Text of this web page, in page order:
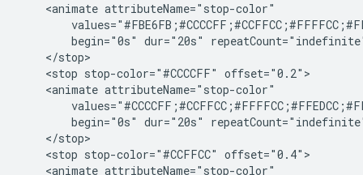
    <animate attributeName="stop-color"
begin="0s" dur="20s"
    </stop>
    <stop stop-color="#CCCCFF" offset="0.2">
    <animate attributeName="stop-color"
begin="0s" dur="20s"
    </stop>
    <stop stop-color="#CCFFCC" offset="0.4">
    <animate attributeName="stop-color"